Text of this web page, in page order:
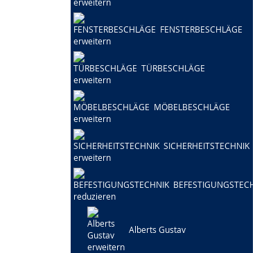
FENSTERBESCHLÄGE
TÜRBESCHLÄGE
MÖBELBESCHLÄGE
SICHERHEITSTECHNIK
BEFESTIGUNGSTECHNIK
Alberts Gustav